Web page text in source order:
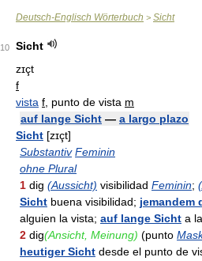
Deutsch-Englisch Wörterbuch > Sicht
10
Sicht
zɪçt
f
vista f , punto de vista m
auf lange Sicht — a largo plazo
Sicht [zɪçt]
Substantiv Feminin
ohne Plural
1 dig (Aussicht) visibilidad Feminin;
Sicht buena visibilidad; jemandem
alguien la vista; auf lange Sicht a
2 dig(Ansicht, Meinung) (punto
heutiger Sicht desde el punto de